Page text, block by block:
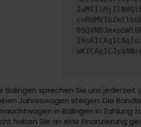
Balingen sprechen Sie uns
Jahreswagen steigen. Die
in Balingen in Zahlung
haben Sie an eine Finanzierung